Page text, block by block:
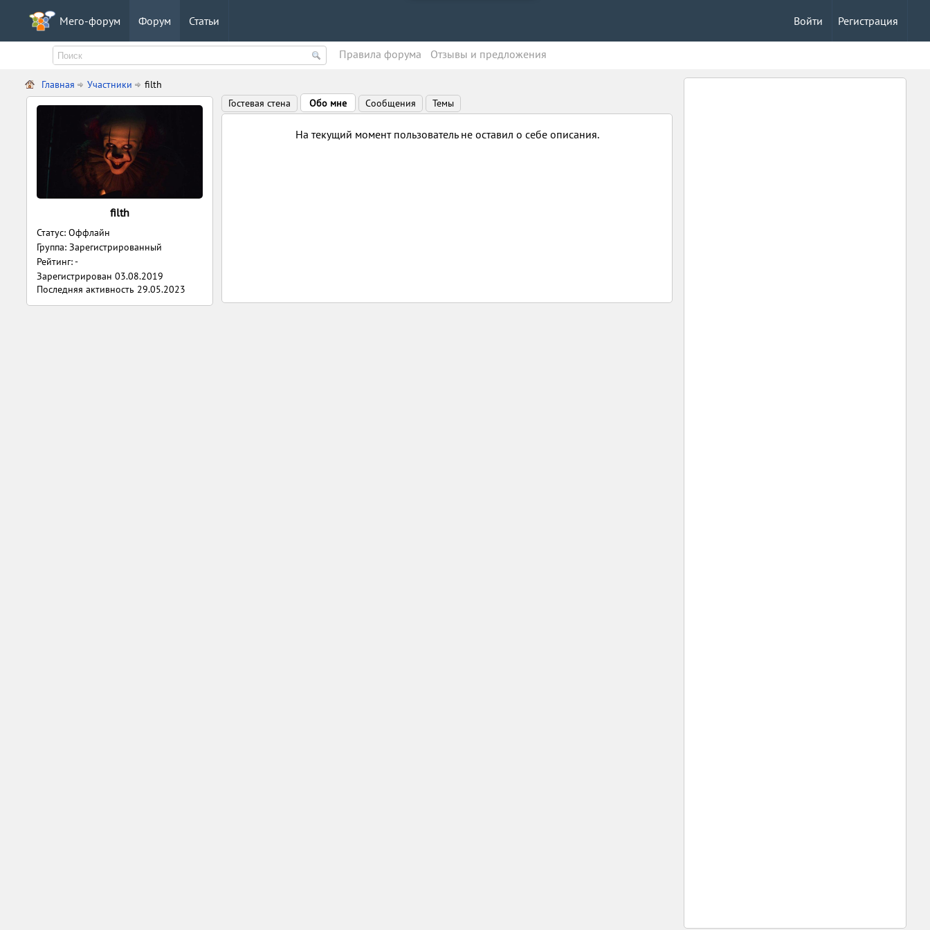
Мего-форум Форум Статьи Регистрация
Войти
Правила форума Oтзывы и предложения
Главная Участники filth
filth
Статус: Оффлайн
Группа: Зарегистрированный
Рейтинг: -
Зарегистрирован 03.08.2019
Последняя активность 29.05.2023
Гостевая стена Обо мне Сообщения Темы
На текущий момент пользователь не оставил о себе описания.